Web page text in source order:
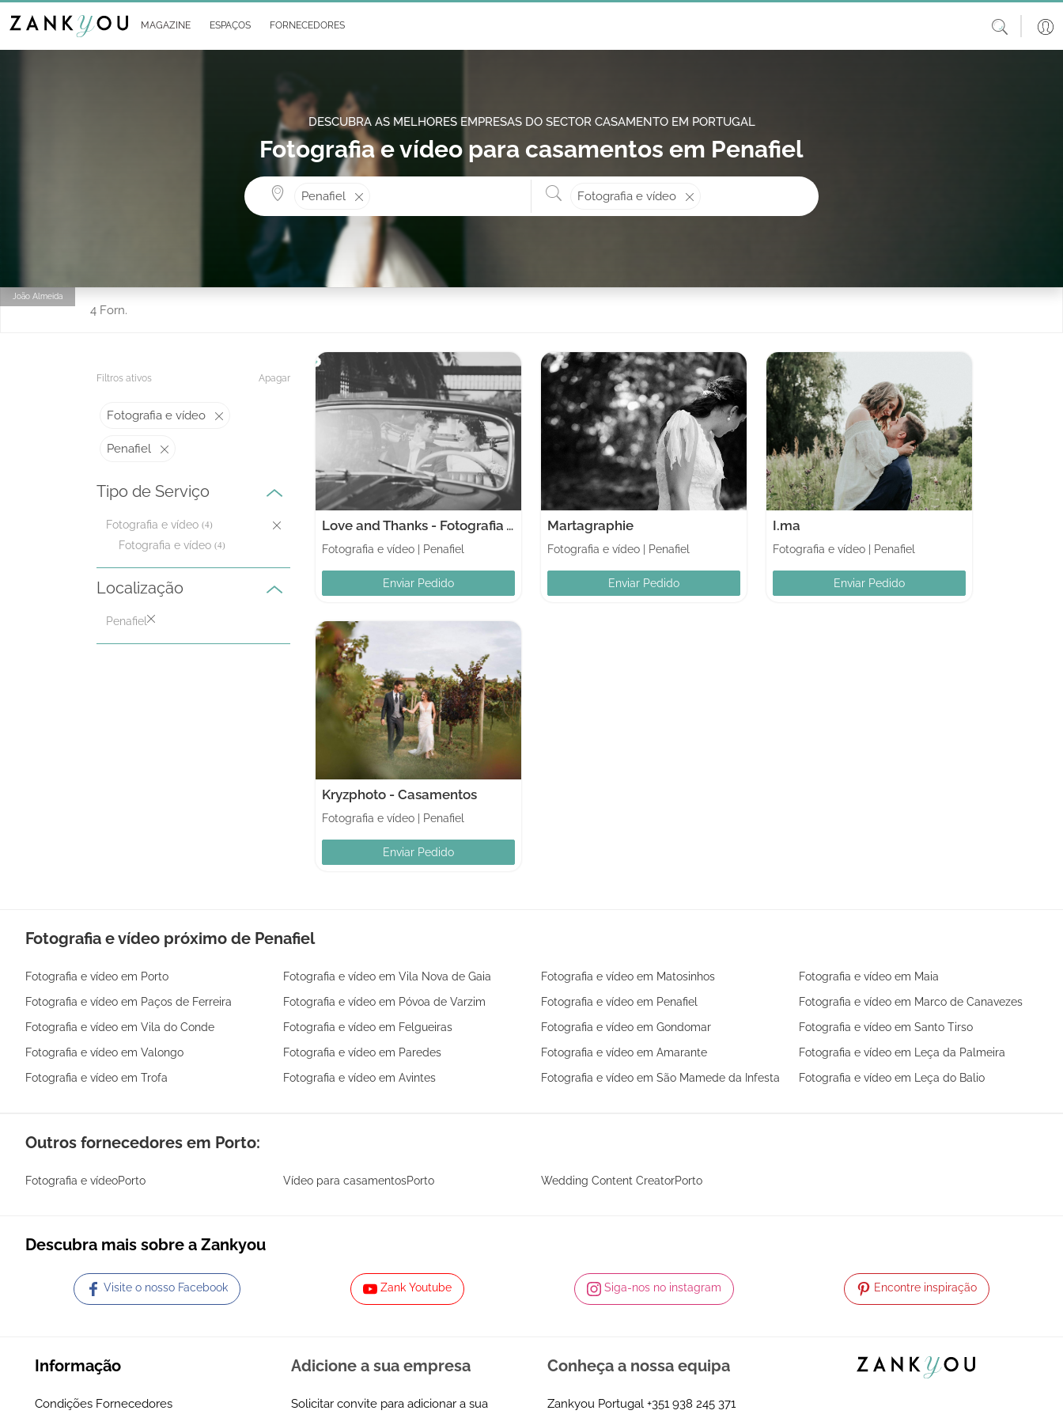
MAGAZINE ESPAÇOS FORNECEDORES
DESCUBRA AS MELHORES EMPRESAS DO SECTOR CASAMENTO EM PORTUGAL
Fotografia e vídeo para casamentos em Penafiel
Penafiel Fotografia e vídeo
João Almeida
4 Forn.
Filtros ativos Apagar
Fotografia e vídeo
Penafiel
Tipo de Serviço
Fotografia e vídeo (4)
Fotografia e vídeo (4)
Localização
Penafiel
Love and Thanks - Fotografia Arte e Video
Fotografia e vídeo Penafiel
Enviar Pedido
Martagraphie
Fotografia e vídeo Penafiel
Enviar Pedido
I.ma
Fotografia e vídeo Penafiel
Enviar Pedido
Kryzphoto - Casamentos
Fotografia e vídeo Penafiel
Enviar Pedido
Fotografia e vídeo próximo de Penafiel
Fotografia e vídeo em Porto Fotografia e vídeo em Vila Nova de Gaia Fotografia e vídeo em Matosinhos
Fotografia e vídeo em Maia
Fotografia e vídeo em Paços de Ferreira
Fotografia e vídeo em Póvoa de Varzim Fotografia e vídeo em Penafiel
Fotografia e vídeo em Marco de Canavezes
Fotografia e vídeo em Vila do Conde
Fotografia e vídeo em Felgueiras Fotografia e vídeo em Gondomar
Fotografia e vídeo em Santo Tirso
Fotografia e vídeo em Valongo
Fotografia e vídeo em Paredes Fotografia e vídeo em Amarante
Fotografia e vídeo em Leça da Palmeira
Fotografia e vídeo em Trofa
Fotografia e vídeo em Avintes Fotografia e vídeo em São Mamede da Infesta Fotografia e vídeo em Leça do Balio
Outros fornecedores em Porto:
Fotografia e vídeoPorto Vídeo para casamentosPorto Wedding Content CreatorPorto
Descubra mais sobre a Zankyou
Visite o nosso Facebook Zank Youtube Siga-nos no instagram Encontre inspiração
Informação
Condições Fornecedores
Adicione a sua empresa
Solicitar convite para adicionar a sua
Conheça a nossa equipa
Zankyou Portugal +351 938 245 371